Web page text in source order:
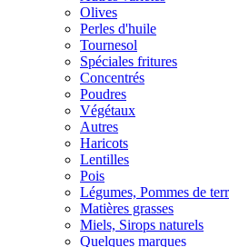
Olives
Perles d'huile
Tournesol
Spéciales fritures
Concentrés
Poudres
Végétaux
Autres
Haricots
Lentilles
Pois
Légumes, Pommes de
Matières grasses
Miels, Sirops naturels
Quelques marques